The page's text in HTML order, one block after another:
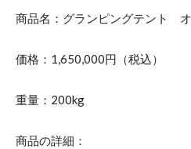
商品名：グランピングテント
価格：1,650,000円（税込）
重量：200kg
商品の詳細：